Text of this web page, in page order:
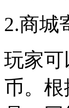
2.商城
玩家
币。